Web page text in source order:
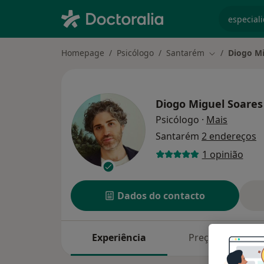
Homepage Psicólogo Santarém Mudar de
Diogo
Diogo Miguel Soares
Psicólogo · Mais
Santarém 2 endereços
1 opinião
Dados do contacto
Experiência Preços